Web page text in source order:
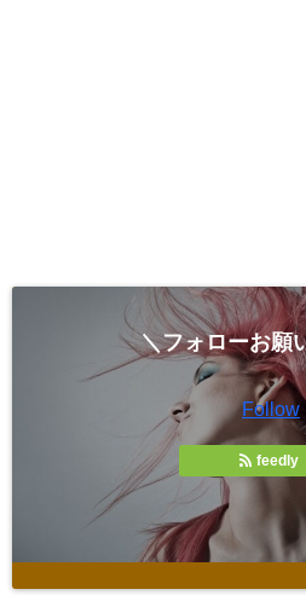
＼フォローお願
Follow
feedly